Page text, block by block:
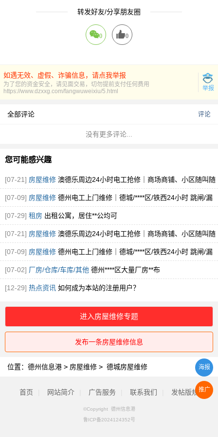
转发好友/分享朋友圈
0 0
如遇无效、虚假、诈骗信息，请点我举报
为了您的资金安全，请见面交易，切勿提前支付任何费用
举报
https://www.dzxxg.com/fangwuweixiu/5.html
全部评论 评论
没有更多评论...
您可能感兴趣
[07-21] 房屋维修 澳德乐周边24小时电工抢修｜商场商铺、小区随叫随
到[图]
[07-09] 房屋维修 德州电工上门维修｜德城/****区/铁西24小时 跳闸/漏
电[图]
[07-29] 租房 出租公寓，居住**公均可
[07-21] 房屋维修 澳德乐周边24小时电工抢修｜商场商铺、小区随叫随
到[图]
[07-09] 房屋维修 德州电工上门维修｜德城/****区/铁西24小时 跳闸/漏
电[图]
[07-02] 厂房/仓库/车库/其他 德州****区大量厂房**布
[12-29] 热点资讯 如何成为本站的注册用户？
进入房屋维修专题
发布一条房屋维修信息
位置： 德州信息港 > 房屋维修 > 德城房屋维修
首页 网站简介 广告服务 联系我们 发帖版规
©Copyright 德州信息港
鲁ICP备2024124352号
推广
海报